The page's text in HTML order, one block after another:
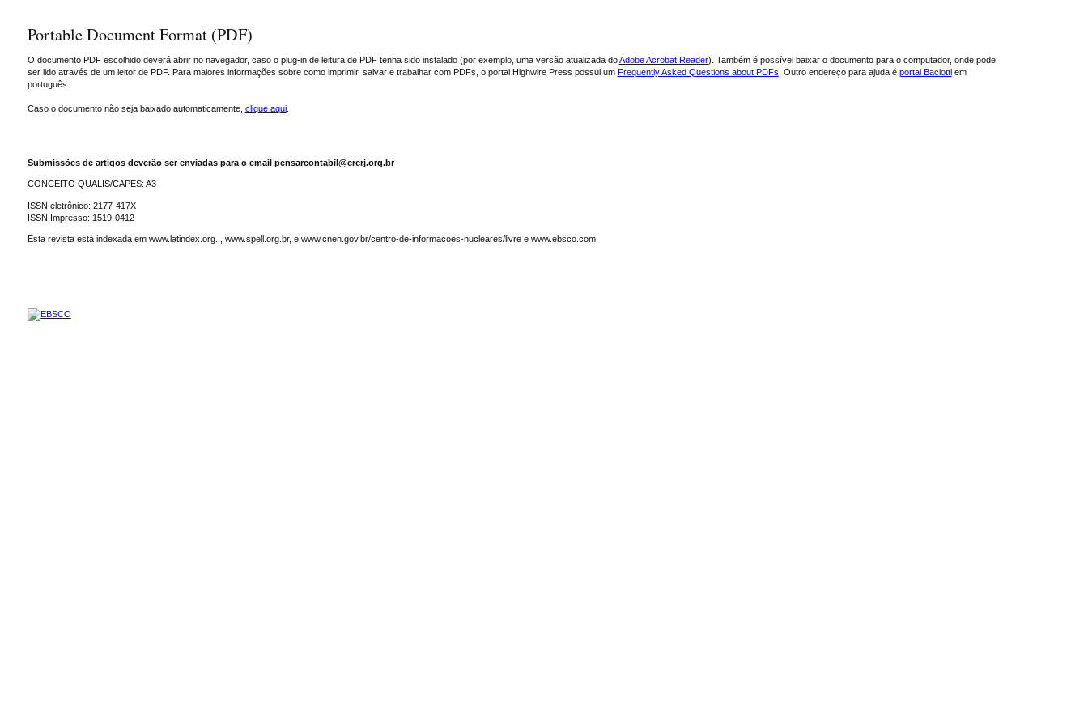
Portable Document Format (PDF)
O documento PDF escolhido deverá abrir no navegador, caso o plug-in de leitura de PDF tenha sido instalado (por exemplo, uma versão atualizada doAdobe Acrobat Reader). Também é possível baixar o documento para o computador, onde pode
ser lido através de um leitor de PDF. Para maiores informações sobre como imprimir, salvar e trabalhar com PDFs, o portal Highwire Press possui um Frequently Asked Questions about PDFs . Outro endereço para ajuda é portal Baciottiem
português.
Caso o documento não seja baixado automaticamente, clique aqui.
Submissões de artigos deverão ser enviadas para o email pensarcontabil@crcrj.org.br
CONCEITO QUALIS/CAPES: A3
ISSN eletrônico: 2177-417X
ISSN Impresso: 1519-0412
Esta revista está indexada em www.latindex.org. , www.spell.org.br, e www.cnen.gov.br/centro-de-informacoes-nucleares/livre e www.ebsco.com